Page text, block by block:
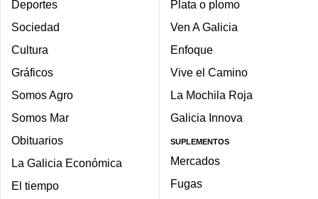
Deportes
Sociedad
Cultura
Gráficos
Somos Agro
Somos Mar
Obituarios
La Galicia Económica
El tiempo
Plata o plomo
Ven A Galicia
Enfoque
Vive el Camino
La Mochila Roja
Galicia Innova
SUPLEMENTOS
Mercados
Fugas